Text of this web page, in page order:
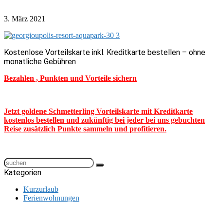
3. März 2021
Kostenlose Vorteilskarte inkl. Kreditkarte bestellen – ohne
monatliche Gebühren
Bezahlen , Punkten und Vorteile sichern
Jetzt goldene Schmetterling Vorteilskarte mit Kreditkarte
kostenlos bestellen und zukünftig bei jeder bei uns gebuchten
Reise zusätzlich Punkte sammeln und profitieren.
Kategorien
Kurzurlaub
Ferienwohnungen